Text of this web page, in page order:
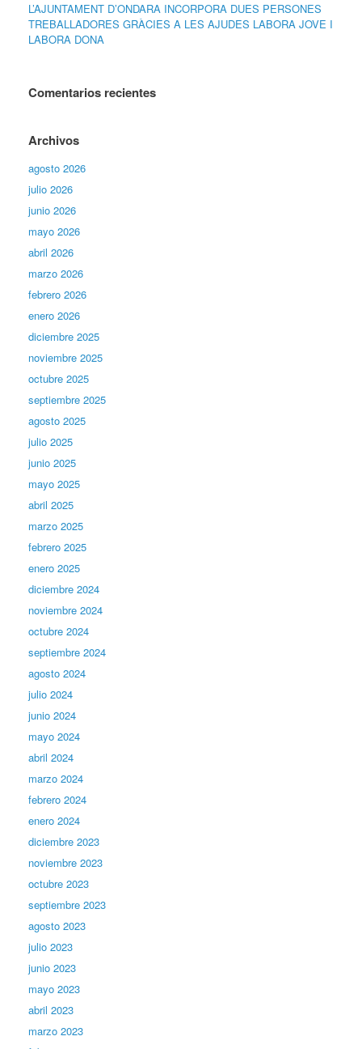
L’AJUNTAMENT D’ONDARA INCORPORA DUES PERSONES
TREBALLADORES GRÀCIES A LES AJUDES LABORA JOVE I
LABORA DONA
Comentarios recientes
Archivos
agosto 2026
julio 2026
junio 2026
mayo 2026
abril 2026
marzo 2026
febrero 2026
enero 2026
diciembre 2025
noviembre 2025
octubre 2025
septiembre 2025
agosto 2025
julio 2025
junio 2025
mayo 2025
abril 2025
marzo 2025
febrero 2025
enero 2025
diciembre 2024
noviembre 2024
octubre 2024
septiembre 2024
agosto 2024
julio 2024
junio 2024
mayo 2024
abril 2024
marzo 2024
febrero 2024
enero 2024
diciembre 2023
noviembre 2023
octubre 2023
septiembre 2023
agosto 2023
julio 2023
junio 2023
mayo 2023
abril 2023
marzo 2023